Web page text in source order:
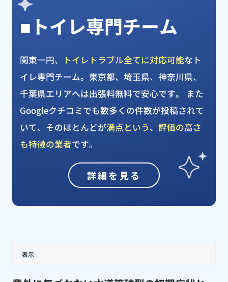
■トイレ専門チーム
関東一円、 トイレトラブル全てに対応可能なト
イレ専門チーム。東京都、埼玉県、神奈川県、
千葉県エリアへは出張料無料で安心です。 また
Googleクチコミでも数多くの件数が投稿されて
いて、そのほとんどが満点という、評価の高さ
も特徴の業者です。
詳細を見る
表示